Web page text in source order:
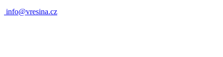
info@vresina.cz